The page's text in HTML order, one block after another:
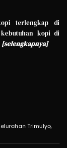
terlengkap di
kopi di
[selengkapnya]
Trimulyo,